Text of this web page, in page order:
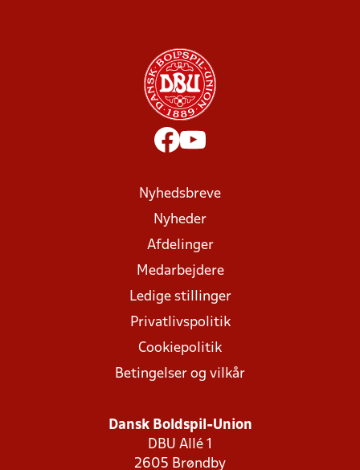
Nyhedsbreve
Nyheder
Afdelinger
Medarbejdere
Ledige stillinger
Privatlivspolitik
Cookiepolitik
Betingelser og vilkår
Dansk Boldspil-Union
DBU Allé 1
2605 Brøndby